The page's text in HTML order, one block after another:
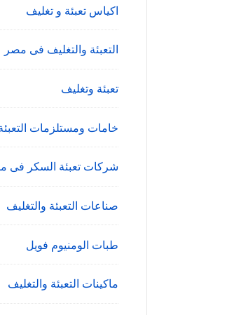
اكياس تعبئة و تغليف
التعبئة والتغليف فى مصر
تعبئة وتغليف
خامات ومستلزمات
شركات تعبئة السكر فى
صناعات التعبئة والتغليف
طبات الومنيوم فويل
ماكينات التعبئة والتغليف